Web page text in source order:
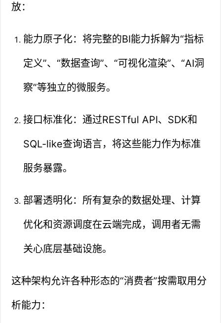
放：
能力原子化：将完整的BI能力拆解为“指标
定义”、“数据查询”、“可视化渲染”、“AI洞
察”等独立的微服务。
接口标准化：通过RESTful API、SDK和
SQL-like查询语言，将这些能力作为标准
服务暴露。
部署透明化：所有复杂的数据处理、计算
优化和资源调度在云端完成，调用者无需
关心底层基础设施。
这种架构允许各种形态的“消费者”按需取用分
析能力：